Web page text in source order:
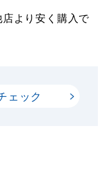
より安く購入で
ェック